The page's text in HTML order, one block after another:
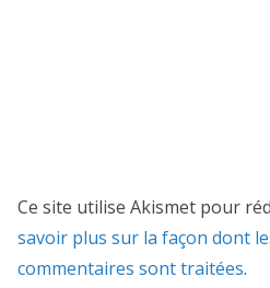
Ce site utilise Akismet pour
savoir plus sur la façon dont
commentaires sont traitées.